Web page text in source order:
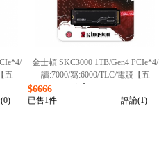
五
金士頓 SKC3000 1TB/Gen4 PCIe*4/
讀:7000/寫:6000/TLC/電競【五
$6666
已售1件 評論(1)